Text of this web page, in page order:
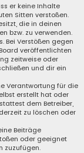
er keine Inhalte
Sitten verstoßen.
die in deinen
bzw. zu verwenden.
Bei Verstößen gegen
veröffentlichten
zeitweise oder
und dir ein
Verantwortung für die
erstellt hat oder
dem Betreiber,
zu löschen oder
Beiträge
oder geeignet
zuzufügen.